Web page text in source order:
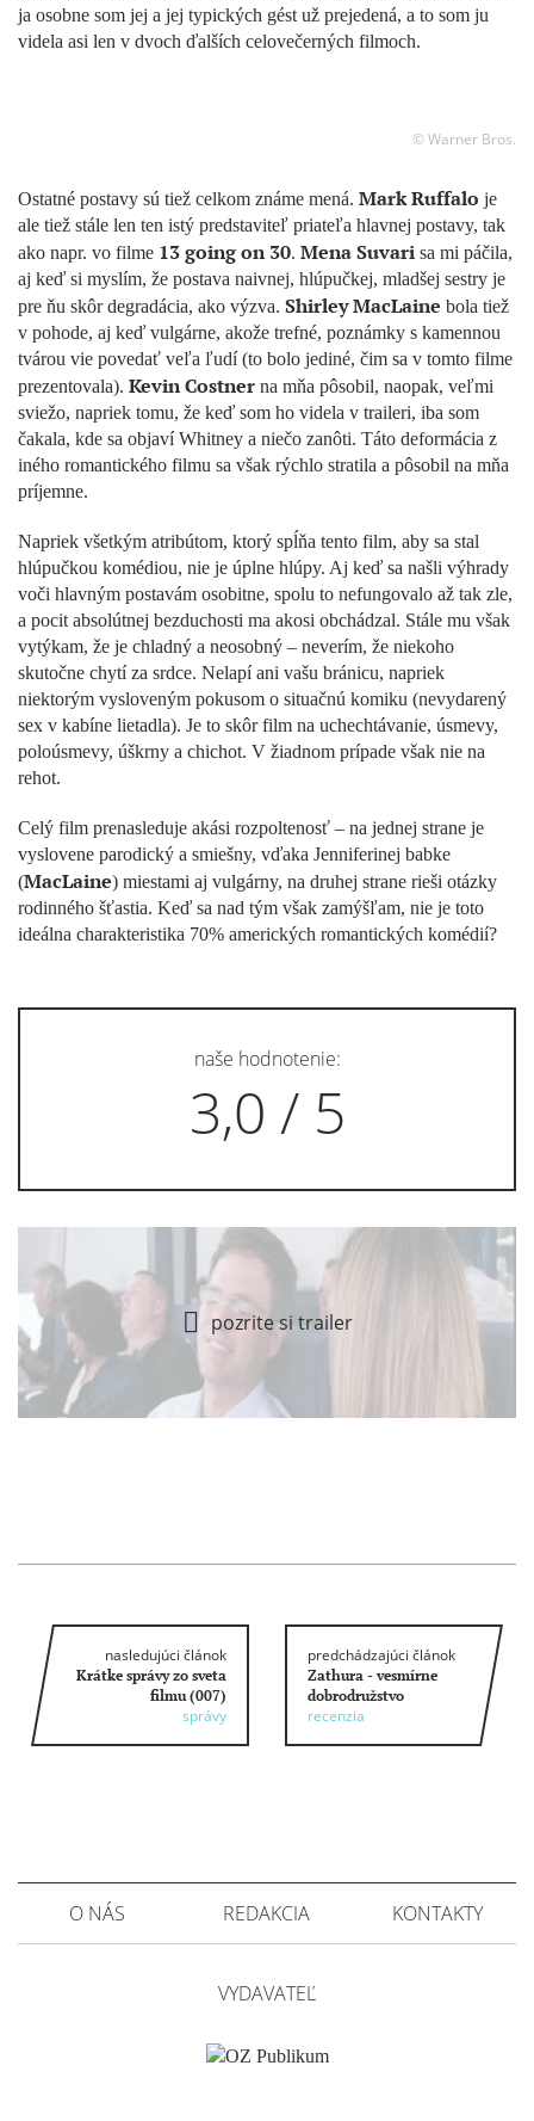
ja osobne som jej a jej typických gést už prejedená, a to som ju
videla asi len v dvoch ďalších celovečerných filmoch.
© Warner Bros.
Ostatné postavy sú tiež celkom známe mená. Mark Ruffalo je
ale tiež stále len ten istý predstaviteľ priateľa hlavnej postavy, tak
ako napr. vo filme 13 going on 30. Mena Suvari sa mi páčila,
aj keď si myslím, že postava naivnej, hlúpučkej, mladšej sestry je
pre ňu skôr degradácia, ako výzva. Shirley MacLaine bola tiež
v pohode, aj keď vulgárne, akože trefné, poznámky s kamennou
tvárou vie povedať veľa ľudí (to bolo jediné, čim sa v tomto filme
prezentovala). Kevin Costner na mňa pôsobil, naopak, veľmi
sviežo, napriek tomu, že keď som ho videla v traileri, iba som
čakala, kde sa objaví Whitney a niečo zanôti. Táto deformácia z
iného romantického filmu sa však rýchlo stratila a pôsobil na mňa
príjemne.
Napriek všetkým atribútom, ktorý spĺňa tento film, aby sa stal
hlúpučkou komédiou, nie je úplne hlúpy. Aj keď sa našli výhrady
voči hlavným postavám osobitne, spolu to nefungovalo až tak zle,
a pocit absolútnej bezduchosti ma akosi obchádzal. Stále mu však
vytýkam, že je chladný a neosobný – neverím, že niekoho
skutočne chytí za srdce. Nelapí ani vašu bránicu, napriek
niektorým vysloveným pokusom o situačnú komiku (nevydarený
sex v kabíne lietadla). Je to skôr film na uchechtávanie, úsmevy,
poloúsmevy, úškrny a chichot. V žiadnom prípade však nie na
rehot.
Celý film prenasleduje akási rozpoltenosť – na jednej strane je
vyslovene parodický a smiešny, vďaka Jenniferinej babke
(MacLaine) miestami aj vulgárny, na druhej strane rieši otázky
rodinného šťastia. Keď sa nad tým však zamýšľam, nie je toto
ideálna charakteristika 70% amerických romantických komédií?
naše hodnotenie:
3,0 / 5
pozrite si trailer
nasledujúci článok
Krátke správy zo sveta
filmu (007)
správy
predchádzajúci článok
Zathura - vesmírne
dobrodružstvo
recenzia
O NÁS REDAKCIA KONTAKTY
VYDAVATEĽ